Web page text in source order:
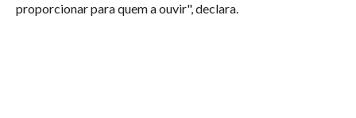
proporcionar para quem a ouvir", declara.